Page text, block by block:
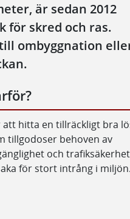
är sedan 2012
för skred och ras.
ombyggnation
att hitta en tillräckligt bra
tillgodoser behoven av
och
för stort intrång i miljön.